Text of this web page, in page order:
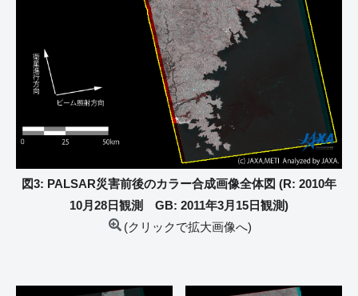
図3: PALSAR災害前後のカラー合成画像全体図 (R: 2010年
10月28日観測 GB: 2011年3月15日観測)
(クリックで拡大画像へ)